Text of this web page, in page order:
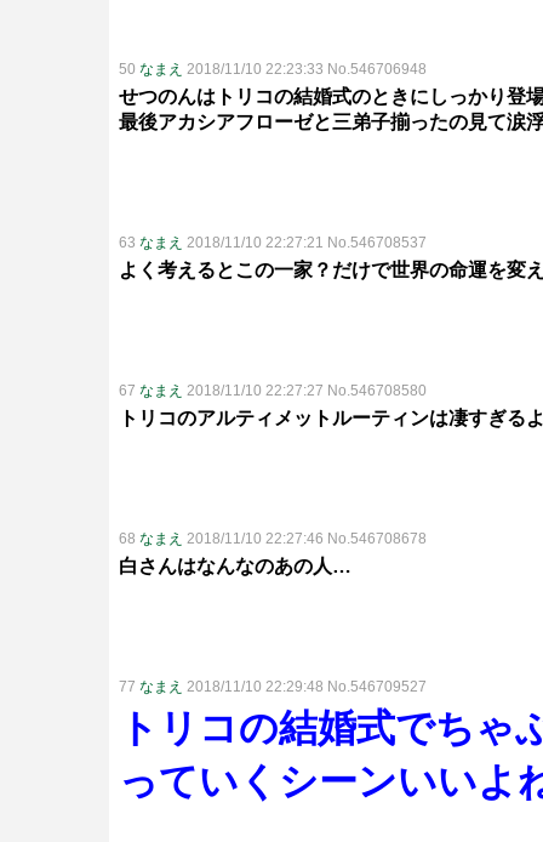
50 なまえ 2018/11/10 22:23:33 No.546706948
せつのんはトリコの結婚式のときにしっかり登
最後アカシアフローゼと三弟子揃ったの見て涙
63 なまえ 2018/11/10 22:27:21 No.546708537
よく考えるとこの一家？だけで世界の命運を変
67 なまえ 2018/11/10 22:27:27 No.546708580
トリコのアルティメットルーティンは凄すぎる
68 なまえ 2018/11/10 22:27:46 No.546708678
白さんはなんなのあの人…
77 なまえ 2018/11/10 22:29:48 No.546709527
トリコの結婚式でちゃ
っていくシーンいいよ